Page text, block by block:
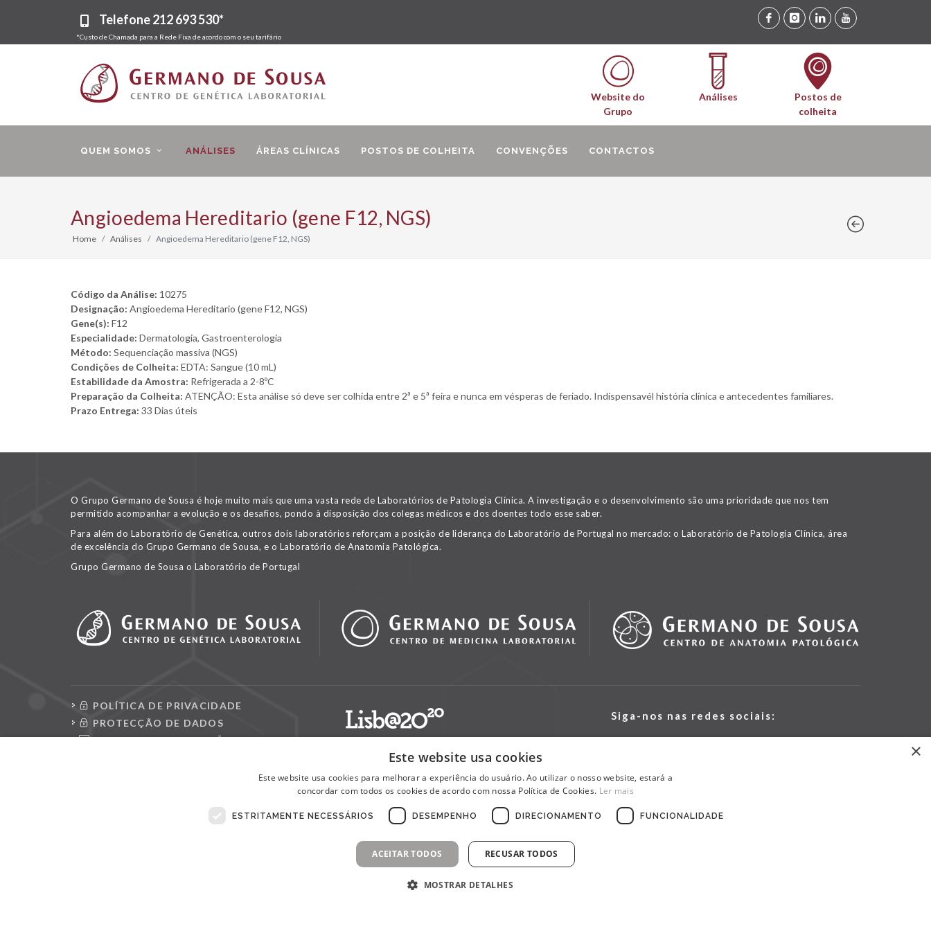
Telefone212 693 530*
*Custo de Chamada para a Rede Fixa de acordo com o seu tarifário
Website do
Grupo
Análises
Postos de
colheita
QUEM SOMOS ANÁLISES ÁREAS CLÍNICAS POSTOS DE COLHEITA CONVENÇÕES CONTACTOS
Angioedema Hereditario (gene F12, NGS)
Home Análises Angioedema Hereditario (gene F12, NGS)
Código da Análise: 10275
Designação: Angioedema Hereditario (gene F12, NGS)
Gene(s): F12
Especialidade: Dermatologia, Gastroenterologia
Método: Sequenciação massiva (NGS)
Condições de Colheita: EDTA: Sangue (10 mL)
Estabilidade da Amostra: Refrigerada a 2-8ºC
Preparação da Colheita: ATENÇÃO: Esta análise só deve ser colhida entre 2ª e 5ª feira e nunca em vésperas de feriado. Indispensavél história clínica e antecedentes familiares.
Prazo Entrega: 33 Dias úteis
O Grupo Germano de Sousa é hoje muito mais que uma vasta rede de Laboratórios de Patologia Clínica. A investigação e o desenvolvimento são uma prioridade que nos tem
permitido acompanhar a evolução e os desafios, pondo à disposição dos colegas médicos e dos doentes todo esse saber.
Para além do Laboratório de Genética, outros dois laboratórios reforçam a posição de liderança do Laboratório de Portugal no mercado: o Laboratório de Patologia Clínica, área
de excelência do Grupo Germano de Sousa, e o Laboratório de Anatomia Patológica.
Grupo Germano de Sousa o Laboratório de Portugal
POLÍTICA DE PRIVACIDADE
PROTECÇÃO DE DADOS
CONSULTAR REQUISIÇÕES
Siga-nos nas redes sociais:
×
Este website usa cookies
Este website usa cookies para melhorar a experiência do usuário. Ao utilizar o nosso website, estará a
concordar com todos os cookies de acordo com nossa Política de Cookies. Ler mais
ESTRITAMENTE NECESSÁRIOS DESEMPENHO DIRECIONAMENTO FUNCIONALIDADE
ACEITAR TODOS RECUSAR TODOS
MOSTRAR DETALHES